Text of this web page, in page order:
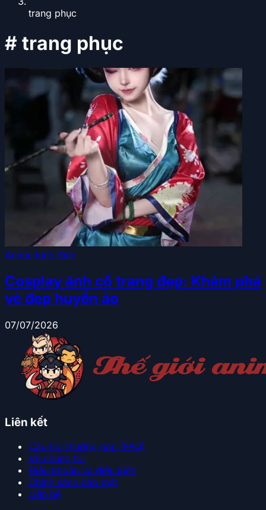
trang phục
# trang phục
Anime kinh điển
Cosplay ảnh cổ trang đẹp: Khám phá
vẻ đẹp huyền ảo
07/07/2026
Liên kết
Câu hỏi thường gặp (FAQ)
Về chúng tôi
Điều khoản và điều kiện
Chính sách bảo mật
Liên hệ